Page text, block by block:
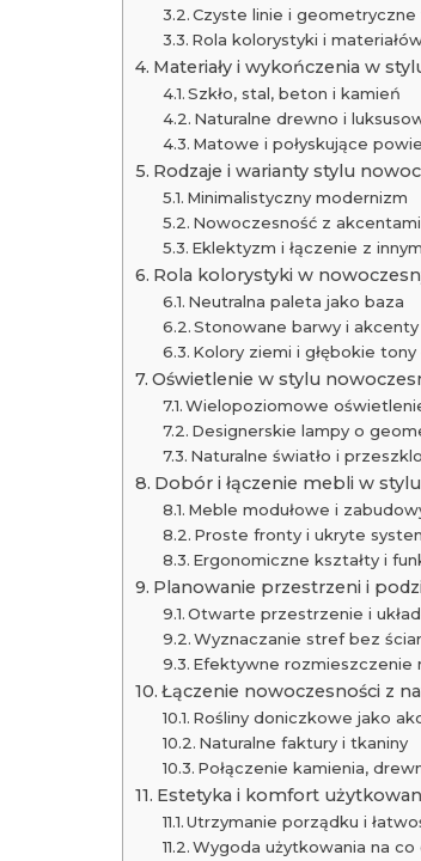
Czyste linie i geometryczne
Rola kolorystyki i
Materiały i wykończenia w
Szkło, stal, beton i kamień
Naturalne drewno i
Matowe i połyskujące
Rodzaje i warianty stylu
Minimalistyczny modernizm
Nowoczesność z
Eklektyzm i łączenie z
Rola kolorystyki w
Neutralna paleta jako baza
Stonowane barwy i
Kolory ziemi i głębokie
Oświetlenie w stylu
Wielopoziomowe
Designerskie lampy o
Naturalne światło i
Dobór i łączenie mebli w
Meble modułowe i
Proste fronty i ukryte
Ergonomiczne kształty i
Planowanie przestrzeni i
Otwarte przestrzenie i
Wyznaczanie stref bez
Efektywne rozmieszczenie
Łączenie nowoczesności z
Rośliny doniczkowe jako
Naturalne faktury i tkaniny
Połączenie kamienia,
Estetyka i komfort
Utrzymanie porządku i
Wygoda użytkowania na co